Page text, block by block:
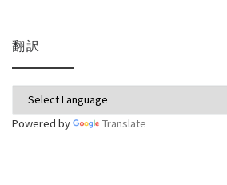
翻訳
Powered by Translate